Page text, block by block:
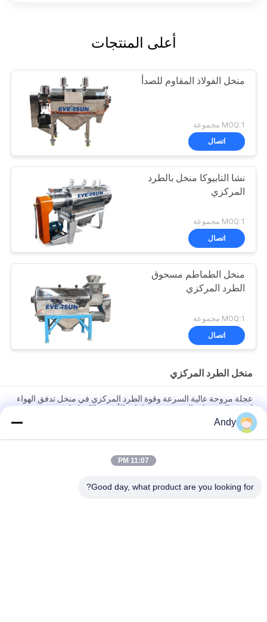
أعلى المنتجات
منخل الفولاذ المقاوم للصدأ
MOQ:1 مجموعة
اتصال
نشا التابيوكا منخل بالطرد
المركزي
MOQ:1 مجموعة
اتصال
منخل الطماطم مسحوق
الطرد المركزي
MOQ:1 مجموعة
اتصال
منخل الطرد المركزي
عجلة مروحة عالية السرعة وقوة الطرد المركزي في منخل تدفق الهواء
لتجميع الجسيمات الدقيقة في صناعات الأغذية والكيماويات
Stainless Steel Explosion-proof Air-flow Sieve Powder
Screening Machine Air-flow Sorting Machine
تشغيل بسيط وصيانة محفر الطرد المركزي مع محفر تدفق الهواء
Andy
11:07 PM
Good day, what product are you looking for?